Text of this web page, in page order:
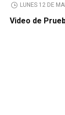
LUNES 12 DE
Video de